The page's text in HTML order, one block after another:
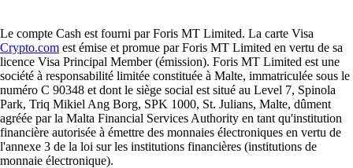
Le compte Cash est fourni par Foris MT Limited. La carte Visa
Crypto.com est émise et promue par Foris MT Limited en vertu de sa
licence Visa Principal Member (émission). Foris MT Limited est une
société à responsabilité limitée constituée à Malte, immatriculée sous le
numéro C 90348 et dont le siège social est situé au Level 7, Spinola
Park, Triq Mikiel Ang Borg, SPK 1000, St. Julians, Malte, dûment
agréée par la Malta Financial Services Authority en tant qu'institution
financière autorisée à émettre des monnaies électroniques en vertu de
l'annexe 3 de la loi sur les institutions financières (institutions de
monnaie électronique).